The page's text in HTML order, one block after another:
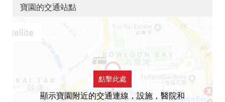
寶園的交通站點
點擊此處
顯示寶園附近的交通連線，設施，醫院和